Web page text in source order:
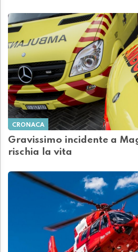
CRONACA
Gravissimo incidente a
rischia la vita